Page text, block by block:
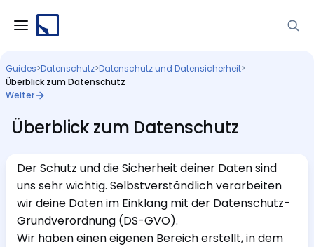
Guides>Datenschutz>Datenschutz und Datensicherheit>
Überblick zum Datenschutz
Weiter
Überblick zum Datenschutz
Der Schutz und die Sicherheit deiner Daten sind
uns sehr wichtig. Selbstverständlich verarbeiten
wir deine Daten im Einklang mit der Datenschutz-
Grundverordnung (DS-GVO).
Wir haben einen eigenen Bereich erstellt, in dem